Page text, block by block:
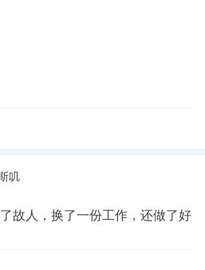
叽
故人，换了一份工作，还做了好